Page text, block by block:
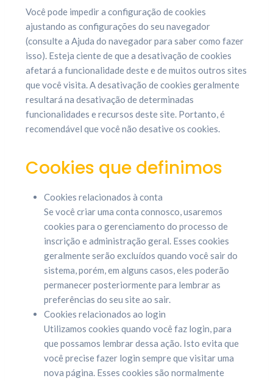
Você pode impedir a configuração de cookies
ajustando as configurações do seu navegador
(consulte a Ajuda do navegador para saber como fazer
isso). Esteja ciente de que a desativação de cookies
afetará a funcionalidade deste e de muitos outros sites
que você visita. A desativação de cookies geralmente
resultará na desativação de determinadas
funcionalidades e recursos deste site. Portanto, é
recomendável que você não desative os cookies.
Cookies que definimos
Cookies relacionados à conta
Se você criar uma conta connosco, usaremos
cookies para o gerenciamento do processo de
inscrição e administração geral. Esses cookies
geralmente serão excluídos quando você sair do
sistema, porém, em alguns casos, eles poderão
permanecer posteriormente para lembrar as
preferências do seu site ao sair.
Cookies relacionados ao login
Utilizamos cookies quando você faz login, para
que possamos lembrar dessa ação. Isto evita que
você precise fazer login sempre que visitar uma
nova página. Esses cookies são normalmente